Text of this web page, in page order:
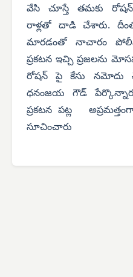
వేసి చూస్తే తమకు
రాళ్లతో దాడి చేశారు.
మారడంతో నాచారం
ప్రకటన ఇచ్చి ప్రజలను
రోషన్ పై కేసు నమోదు
ధనంజయ గౌడ్
ప్రకటన పట్ల
సూచించారు